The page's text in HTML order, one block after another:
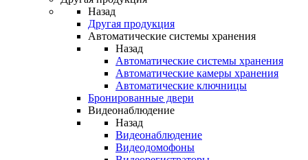
Назад
Другая продукция
Автоматические системы хранения
Назад
Автоматические системы хранения
Автоматические камеры хранения
Автоматические ключницы
Бронированные двери
Видеонаблюдение
Назад
Видеонаблюдение
Видеодомофоны